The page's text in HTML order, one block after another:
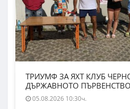
ТРИУМФ ЗА ЯХТ КЛУБ
ДЪРЖАВНОТО
05.08.2026 10:30ч.